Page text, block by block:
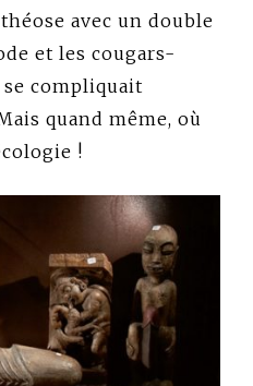
avec un double
et les cougars-
se compliquait
quand même, où
!